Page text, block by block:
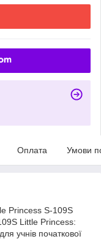
Оплата Умови
Princess S-109S
Little Princess:
учнів початкової